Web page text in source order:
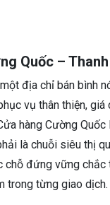
Quốc –
địa chỉ bán bình
vụ thân thiện,
hàng Cường
là chuỗi siêu thị
chỗ đứng vững chắc
trong từng giao dịch.